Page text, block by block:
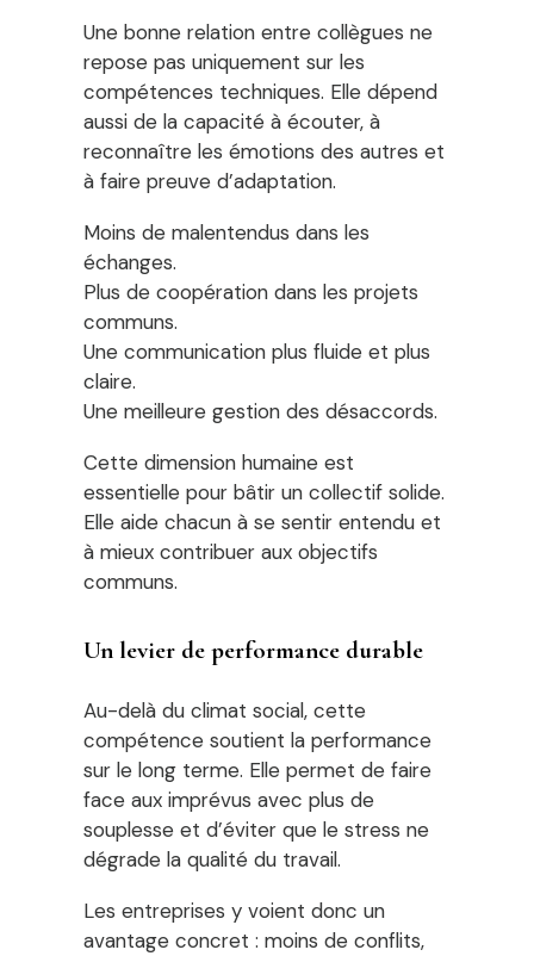
Une bonne relation entre collègues ne
repose pas uniquement sur les
compétences techniques. Elle dépend
aussi de la capacité à écouter, à
reconnaître les émotions des autres et
à faire preuve d’adaptation.
Moins de malentendus dans les
échanges.
Plus de coopération dans les projets
communs.
Une communication plus fluide et plus
claire.
Une meilleure gestion des désaccords.
Cette dimension humaine est
essentielle pour bâtir un collectif solide.
Elle aide chacun à se sentir entendu et
à mieux contribuer aux objectifs
communs.
Un levier de performance durable
Au-delà du climat social, cette
compétence soutient la performance
sur le long terme. Elle permet de faire
face aux imprévus avec plus de
souplesse et d’éviter que le stress ne
dégrade la qualité du travail.
Les entreprises y voient donc un
avantage concret : moins de conflits,